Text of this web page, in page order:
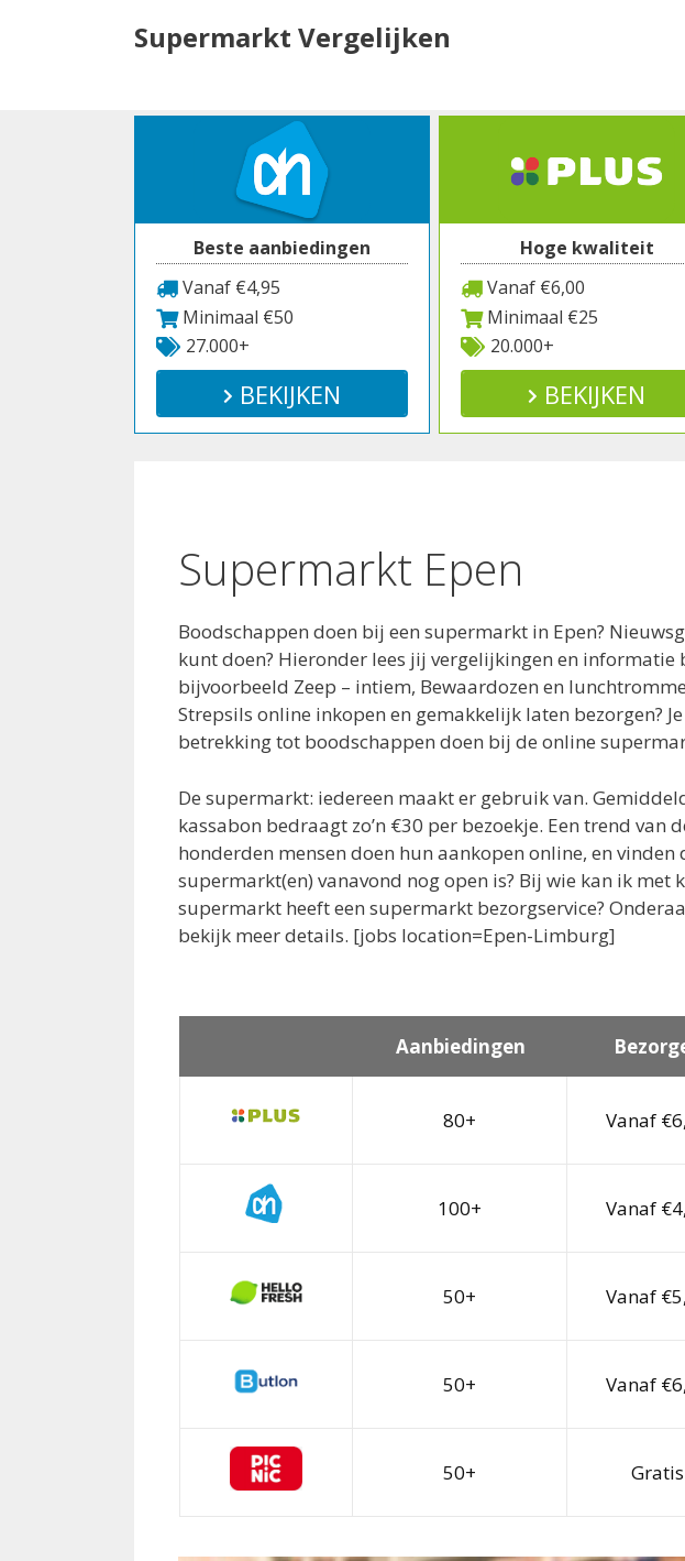
Supermarkt Vergelijken
Beste aanbiedingen
Vanaf €4,95
Minimaal €50
27.000+
BEKIJKEN
Hoge kwaliteit
Vanaf €6,00
Minimaal €25
20.000+
BEKIJKEN
Supermarkt Epen
Boodschappen doen bij een supermarkt in Epen?
kunt doen? Hieronder lees jij vergelijkingen en
bijvoorbeeld Zeep – intiem, Bewaardozen en
Strepsils online inkopen en gemakkelijk laten bezorgen?
betrekking tot boodschappen doen bij de online
De supermarkt: iedereen maakt er gebruik van.
kassabon bedraagt zo’n €30 per bezoekje. Een trend
honderden mensen doen hun aankopen online, en
supermarkt(en) vanavond nog open is? Bij wie kan ik met
supermarkt heeft een supermarkt bezorgservice?
bekijk meer details. [jobs location=Epen-Limburg]
Aanbiedingen
80+ Vanaf
100+ Vanaf
50+ Vanaf
50+ Vanaf
50+ Gratis